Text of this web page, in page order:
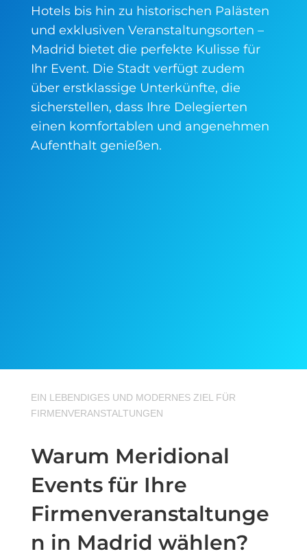
Hotels bis hin zu historischen Palästen
und exklusiven Veranstaltungsorten –
Madrid bietet die perfekte Kulisse für
Ihr Event. Die Stadt verfügt zudem
über erstklassige Unterkünfte, die
sicherstellen, dass Ihre Delegierten
einen komfortablen und angenehmen
Aufenthalt genießen.
EIN LEBENDIGES UND MODERNES ZIEL FÜR
FIRMENVERANSTALTUNGEN
Warum Meridional
Events für Ihre
Firmenveranstaltunge
n in Madrid wählen?